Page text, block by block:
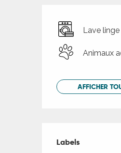
Lave linge
Animaux
AFFICHER
Labels
Labels